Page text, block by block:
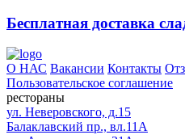
Бесплатная доставка
О НАС Вакансии Контакты
Пользовательское соглашение
рестораны
ул. Неверовского, д.15
Балаклавский пр., вл.11А